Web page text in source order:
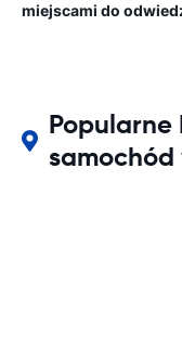
miejscami do
Popularne